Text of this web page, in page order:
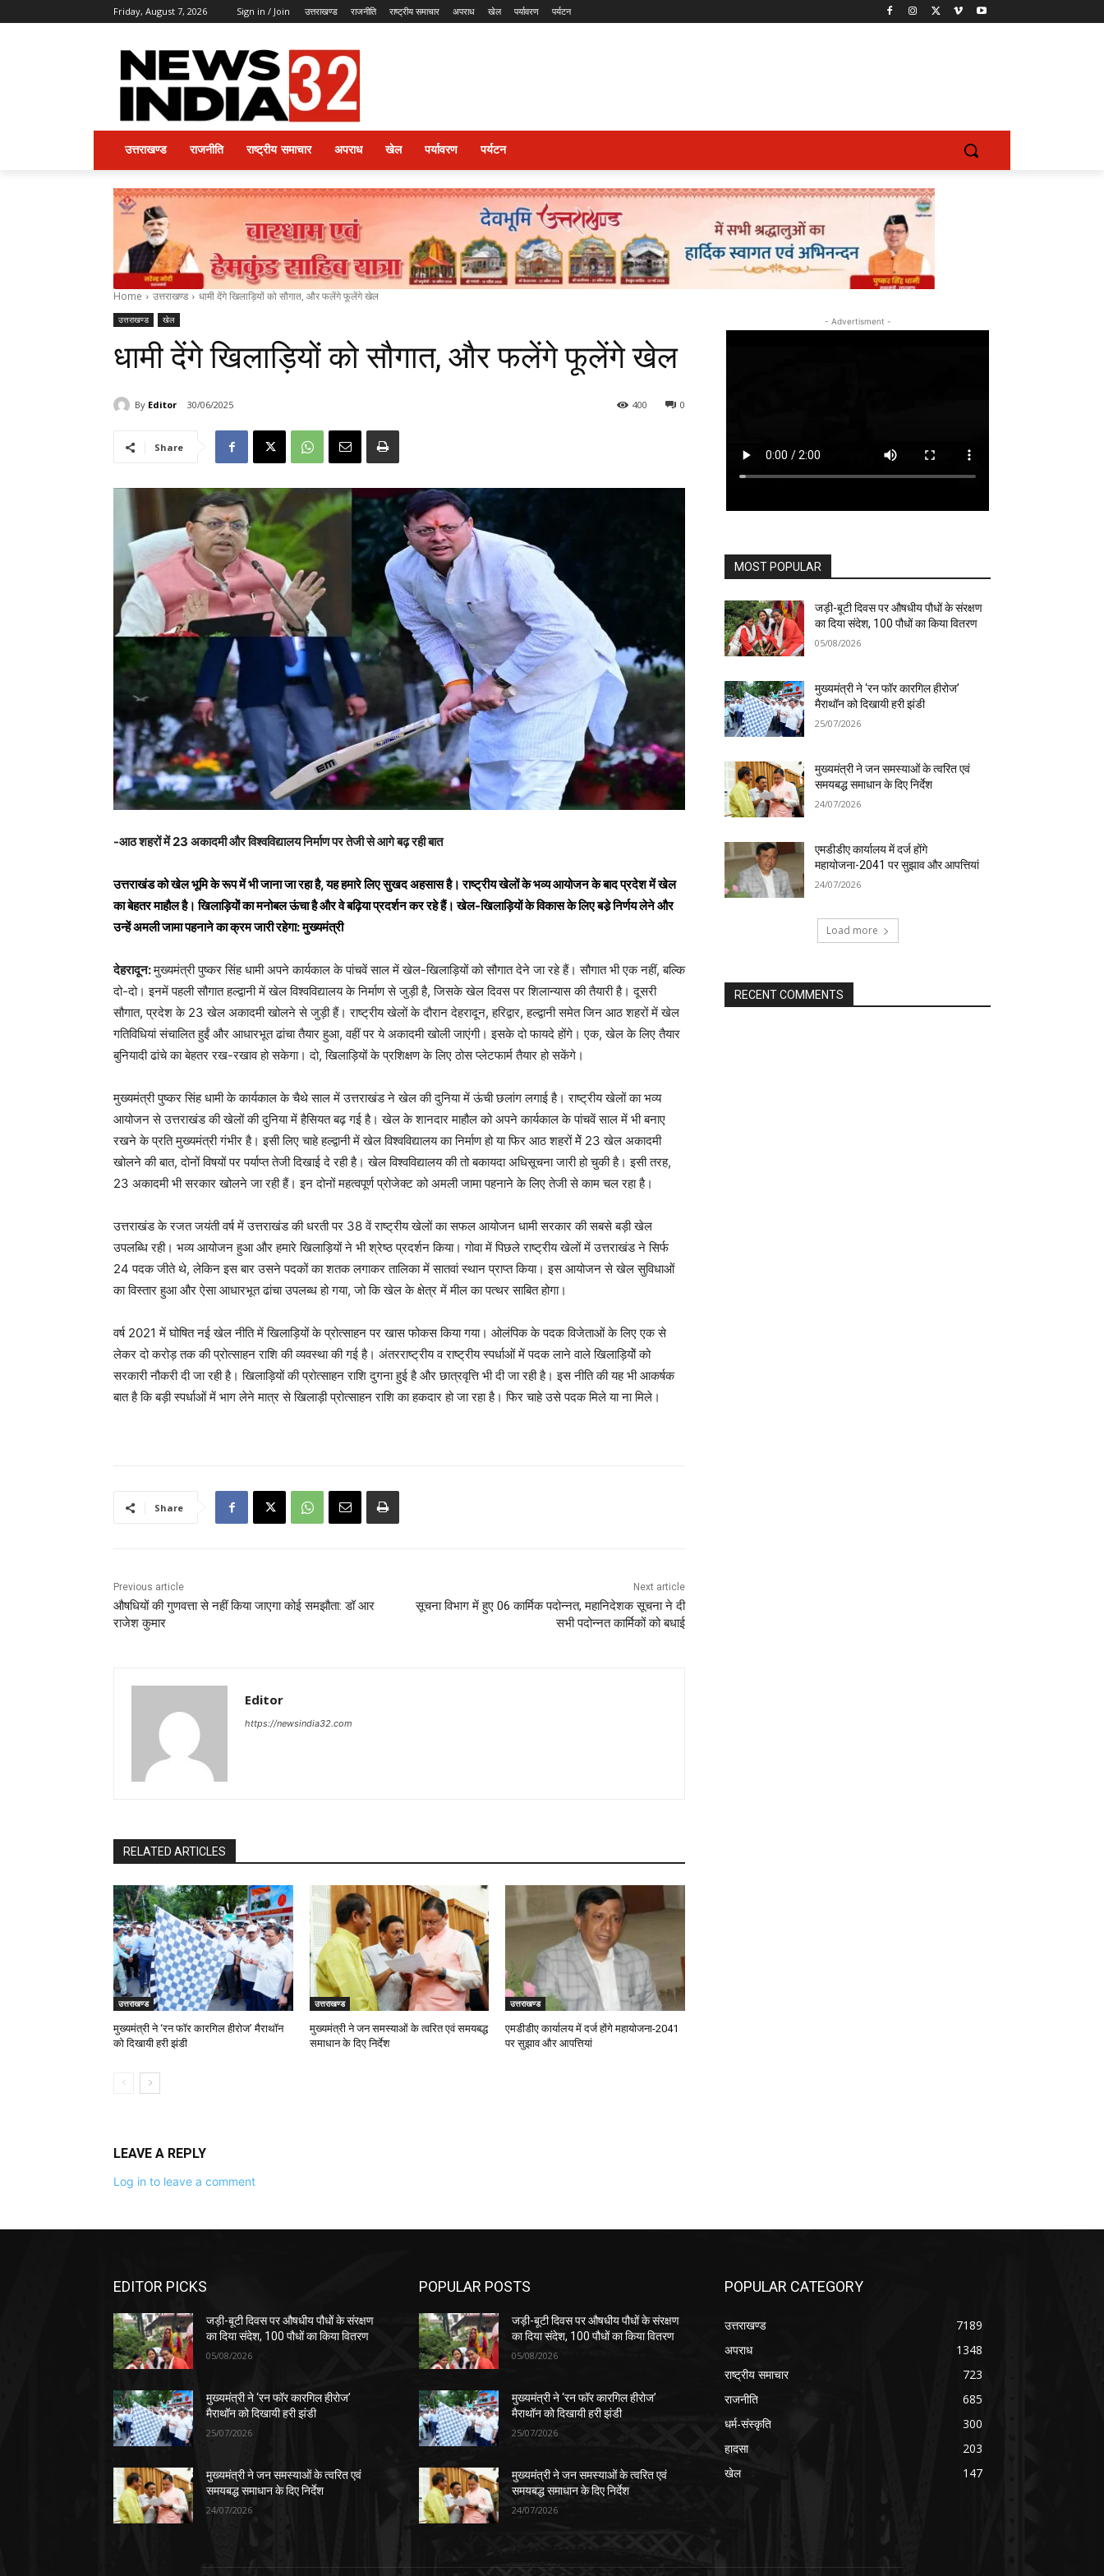
Friday, August 7, 2026 Sign in / Join उत्तराखण्ड राजनीति राष्ट्रीय समाचार अपराध खेल पर्यावरण पर्यटन
उत्तराखण्ड राजनीति राष्ट्रीय समाचार अपराध खेल पर्यावरण पर्यटन
Home उत्तराखण्ड धामी देंगे खिलाड़ियों को सौगात, और फलेंगे फूलेंगे खेल
उत्तराखण्ड खेल
धामी देंगे खिलाड़ियों को सौगात, और फलेंगे फूलेंगे खेल
By Editor 30/06/2025 0
400
Share
-आठ शहरों में 23 अकादमी और विश्वविद्यालय निर्माण पर तेजी से आगे बढ़ रही बात
उत्तराखंड को खेल भूमि के रूप में भी जाना जा रहा है, यह हमारे लिए सुखद अहसास है। राष्ट्रीय खेलों के भव्य आयोजन के बाद प्रदेश में खेल
का बेहतर माहौल है। खिलाड़ियोें का मनोबल ऊंचा है और वे बढ़िया प्रदर्शन कर रहे हैं। खेल-खिलाड़ियों के विकास के लिए बडे़ निर्णय लेने और
उन्हें अमली जामा पहनाने का क्रम जारी रहेगा:मुख्यमंत्री
देहरादून:मुख्यमंत्री पुष्कर सिंह धामी अपने कार्यकाल के पांचवें साल में खेल-खिलाड़ियों को सौगात देने जा रहे हैं। सौगात भी एक नहीं, बल्कि
दो-दो। इनमें पहली सौगात हल्द्वानी में खेल विश्वविद्यालय के निर्माण से जुड़ी है, जिसके खेल दिवस पर शिलान्यास की तैयारी है। दूसरी
सौगात, प्रदेश के 23 खेल अकादमी खोलने से जुड़ी हैं। राष्ट्रीय खेलों के दौरान देहरादून, हरिद्वार, हल्द्वानी समेत जिन आठ शहरों में खेल
गतिविधियां संचालित हुईं और आधारभूत ढांचा तैयार हुआ, वहीं पर ये अकादमी खोली जाएंगी। इसके दो फायदे होंगे। एक, खेल के लिए तैयार
बुनियादी ढांचे का बेहतर रख-रखाव हो सकेगा। दो, खिलाड़ियों के प्रशिक्षण के लिए ठोस प्लेटफार्म तैयार हो सकेंगे।
मुख्यमंत्री पुष्कर सिंह धामी के कार्यकाल के चैथे साल में उत्तराखंड ने खेल की दुनिया में ऊंची छलांग लगाई है। राष्ट्रीय खेलों का भव्य
आयोजन से उत्तराखंड की खेलों की दुनिया में हैसियत बढ़ गई है। खेल के शानदार माहौल को अपने कार्यकाल के पांचवें साल में भी बनाए
रखने के प्रति मुख्यमंत्री गंभीर है। इसी लिए चाहे हल्द्वानी में खेल विश्वविद्यालय का निर्माण हो या फिर आठ शहरों मेें 23 खेल अकादमी
खोलने की बात, दोनों विषयों पर पर्याप्त तेजी दिखाई दे रही है। खेल विश्वविद्यालय की तो बकायदा अधिसूचना जारी हो चुकी है। इसी तरह,
23 अकादमी भी सरकार खोलने जा रही हैं। इन दोनों महत्वपूर्ण प्रोजेक्ट को अमली जामा पहनाने के लिए तेजी से काम चल रहा है।
उत्तराखंड के रजत जयंती वर्ष में उत्तराखंड की धरती पर 38 वें राष्ट्रीय खेलों का सफल आयोजन धामी सरकार की सबसे बड़ी खेल
उपलब्धि रही। भव्य आयोजन हुआ और हमारे खिलाड़ियों ने भी श्रेष्ठ प्रदर्शन किया। गोवा में पिछले राष्ट्रीय खेलों में उत्तराखंड ने सिर्फ
24 पदक जीते थे, लेकिन इस बार उसने पदकों का शतक लगाकर तालिका में सातवां स्थान प्राप्त किया। इस आयोजन से खेल सुविधाओं
का विस्तार हुआ और ऐसा आधारभूत ढांचा उपलब्ध हो गया, जो कि खेल के क्षेत्र में मील का पत्थर साबित होगा।
वर्ष 2021 में घोषित नई खेल नीति में खिलाड़ियों के प्रोत्साहन पर खास फोकस किया गया। ओलंपिक के पदक विजेताओं के लिए एक से
लेकर दो करोड़ तक की प्रोत्साहन राशि की व्यवस्था की गई है। अंतरराष्ट्रीय व राष्ट्रीय स्पर्धाओं में पदक लाने वाले खिलाड़ियोें को
सरकारी नौकरी दी जा रही है। खिलाड़ियों की प्रोत्साहन राशि दुगना हुई है और छात्रवृत्ति भी दी जा रही है। इस नीति की यह भी आकर्षक
बात है कि बड़ी स्पर्धाओं में भाग लेने मात्र से खिलाड़ी प्रोत्साहन राशि का हकदार हो जा रहा है। फिर चाहे उसे पदक मिले या ना मिले।
Share
Previous article
औषधियों की गुणवत्ता से नहीं किया जाएगा कोई समझौता: डॉ आर
राजेश कुमार
Next article
सूचना विभाग में हुए 06 कार्मिक पदोन्नत, महानिदेशक सूचना ने दी
सभी पदोन्नत कार्मिकों को बधाई
Editor
https://newsindia32.com
RELATED ARTICLES
उत्तराखण्ड
मुख्यमंत्री ने ‘रन फॉर कारगिल हीरोज’ मैराथॉन
को दिखायी हरी झंडी
उत्तराखण्ड
मुख्यमंत्री ने जन समस्याओं के त्वरित एवं समयबद्ध
समाधान के दिए निर्देश
उत्तराखण्ड
एमडीडीए कार्यालय में दर्ज होंगे महायोजना-2041
पर सुझाव और आपत्तियां
LEAVE A REPLY
Log in to leave a comment
- Advertisment -
MOST POPULAR
जड़ी-बूटी दिवस पर औषधीय पौधों के संरक्षण
का दिया संदेश, 100 पौधों का किया वितरण
05/08/2026
मुख्यमंत्री ने ‘रन फॉर कारगिल हीरोज’
मैराथॉन को दिखायी हरी झंडी
25/07/2026
मुख्यमंत्री ने जन समस्याओं के त्वरित एवं
समयबद्ध समाधान के दिए निर्देश
24/07/2026
एमडीडीए कार्यालय में दर्ज होंगे
महायोजना-2041 पर सुझाव और आपत्तियां
24/07/2026
Load more
RECENT COMMENTS
EDITOR PICKS
जड़ी-बूटी दिवस पर औषधीय पौधों के संरक्षण
का दिया संदेश, 100 पौधों का किया वितरण
05/08/2026
मुख्यमंत्री ने ‘रन फॉर कारगिल हीरोज’
मैराथॉन को दिखायी हरी झंडी
25/07/2026
मुख्यमंत्री ने जन समस्याओं के त्वरित एवं
समयबद्ध समाधान के दिए निर्देश
24/07/2026
POPULAR POSTS
जड़ी-बूटी दिवस पर औषधीय पौधों के संरक्षण
का दिया संदेश, 100 पौधों का किया वितरण
05/08/2026
मुख्यमंत्री ने ‘रन फॉर कारगिल हीरोज’
मैराथॉन को दिखायी हरी झंडी
25/07/2026
मुख्यमंत्री ने जन समस्याओं के त्वरित एवं
समयबद्ध समाधान के दिए निर्देश
24/07/2026
POPULAR CATEGORY
उत्तराखण्ड
7189
अपराध
1348
राष्ट्रीय समाचार
723
राजनीति
685
धर्म-संस्कृति
300
हादसा
203
खेल
147